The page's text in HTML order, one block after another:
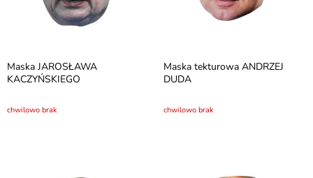
Maska JAROSŁAWA
KACZYŃSKIEGO
chwilowo brak
Maska tekturowa ANDRZEJ
DUDA
chwilowo brak